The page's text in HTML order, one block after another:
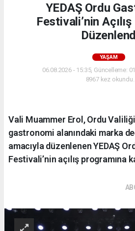
YEDAŞ Ordu
Festivali’nin
YAŞAM
06.08.2026 - 15:35, Güncelleme:
8967 kez okundu.
Vali Muammer Erol, Ordu
gastronomi alanındaki marka
amacıyla düzenlenen YEDAŞ
Festivali’nin açılış programına